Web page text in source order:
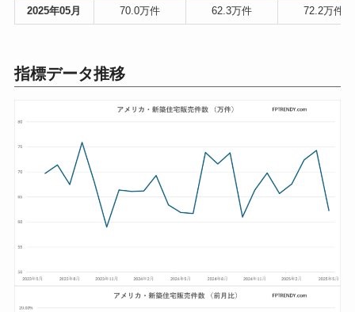
2025年05月 70.0万件 62.3万件 72.2万件
指標データ推移